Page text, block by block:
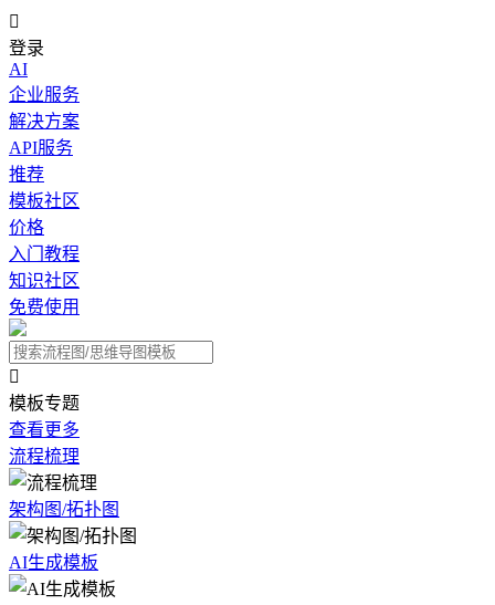

登录
AI
企业服务
解决方案
API服务
推荐
模板社区
价格
入门教程
知识社区
免费使用

模板专题
查看更多
流程梳理
架构图/拓扑图
AI生成模板